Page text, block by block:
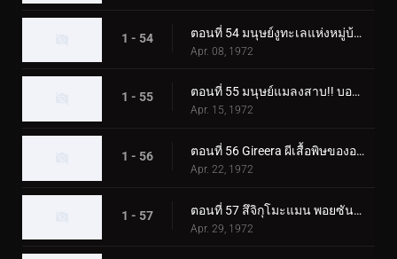
1 - 54 ตอนที่ 54 มนุษย์งูทะเลแห่งหมู่บ้านผี
Apr. 08, 1972
1 - 55 ตอนที่ 55 มนุษย์แมลงสาบ!! บอลลูนโฆษณาแบคทีเรียที่น่าสะพรึงกลัว
Apr. 15, 1972
1 - 56 ตอนที่ 56 Gireera ผีเสื้อพิษของอเมซอน
Apr. 22, 1972
1 - 57 ตอนที่ 57 สึจิกุโมะแมน พอยซันมอนโดะ
Apr. 29, 1972